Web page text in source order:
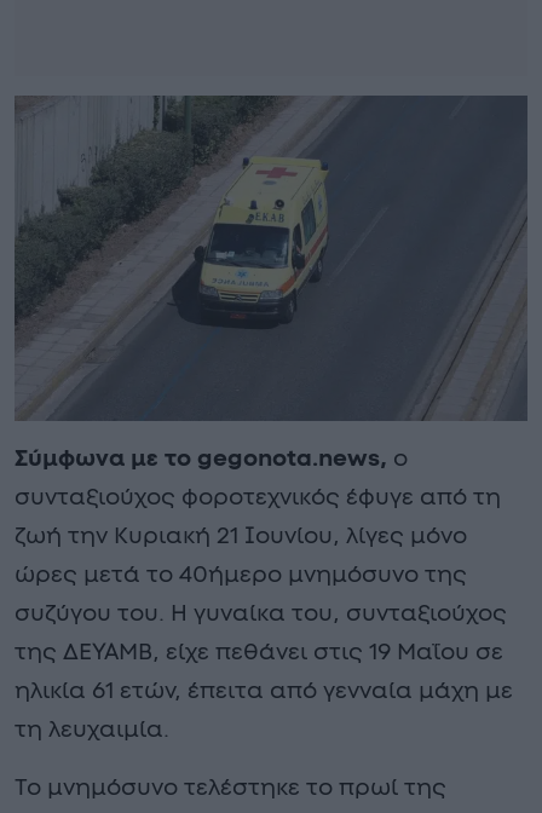
Σύμφωνα με το gegonota.news, ο
συνταξιούχος φοροτεχνικός έφυγε από τη
ζωή την Κυριακή 21 Ιουνίου, λίγες μόνο
ώρες μετά το 40ήμερο μνημόσυνο της
συζύγου του. Η γυναίκα του, συνταξιούχος
της ΔΕΥΑΜΒ, είχε πεθάνει στις 19 Μαΐου σε
ηλικία 61 ετών, έπειτα από γενναία μάχη με
τη λευχαιμία.
Το μνημόσυνο τελέστηκε το πρωί της